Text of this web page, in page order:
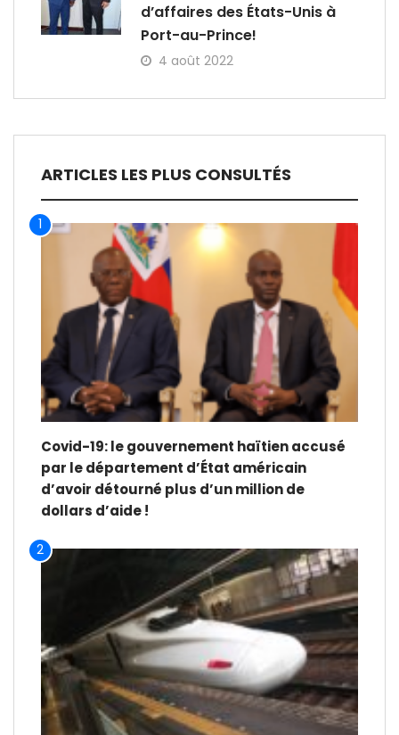
d’affaires des États-Unis à
Port-au-Prince!
4 août 2022
ARTICLES LES PLUS CONSULTÉS
1
Covid-19: le gouvernement haïtien accusé
par le département d’État américain
d’avoir détourné plus d’un million de
dollars d’aide !
2